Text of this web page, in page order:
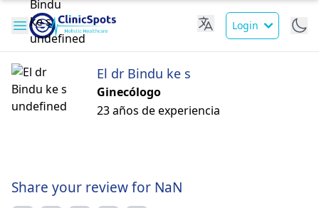
Login
El dr Bindu ke s
Ginecólogo
23 años de experiencia
Share your review for NaN